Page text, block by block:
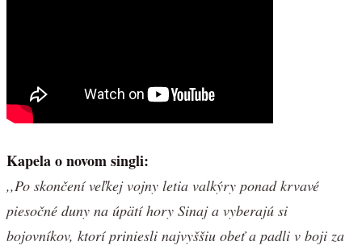
Kapela o novom singli:
,,Po skončení veľkej vojny letia valkýry ponad krvavé
piesočné duny na úpätí hory Sinaj a vyberajú si
bojovníkov, ktorí priniesli najvyššiu obeť a padli v boji za